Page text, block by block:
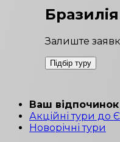
Бразилія
Залиште
Підбір туру
Ваш відпочинок
Акційні тури до
Новорічні тури